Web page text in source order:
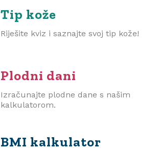
Tip kože
Riješite kviz i saznajte svoj tip kože!
Plodni dani
Izračunajte plodne dane s našim
kalkulatorom.
BMI kalkulator